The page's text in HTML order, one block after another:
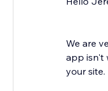
We are
app isn't
your site.